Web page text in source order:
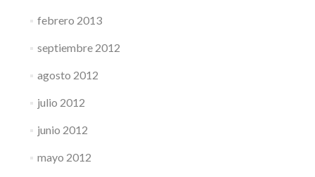
febrero 2013
septiembre 2012
agosto 2012
julio 2012
junio 2012
mayo 2012